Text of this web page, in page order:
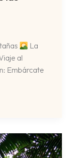
La
al
Embárcate